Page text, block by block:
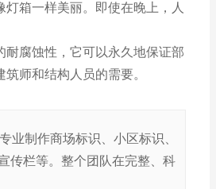
箱一样美丽。即使在晚上，人
腐蚀性，它可以永久地保证部
师和结构人员的需要。
业制作商场标识、小区标识、
传栏等。整个团队在完整、科